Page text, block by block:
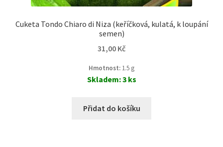
Cuketa Tondo Chiaro di Niza (keříčková, kulatá, k loupání
semen)
31,00 Kč
Hmotnost: 1.5 g
Skladem: 3 ks
Přidat do košíku